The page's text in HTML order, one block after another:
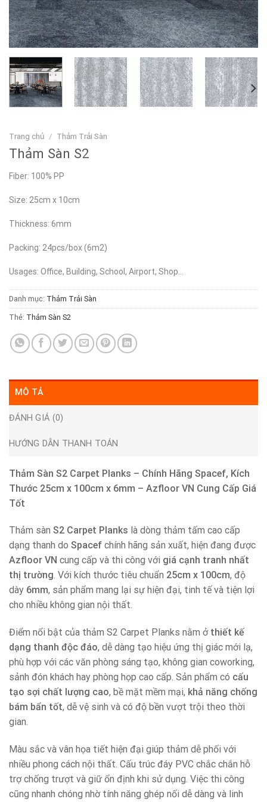
Trang chủ / Thảm Trải Sàn
Thảm Sàn S2
Fiber: 100% PP
Size: 25cm x 10cm
Thickness: 6mm
Packing: 24pcs/box (6m2)
Usages: Office, Building, School, Airport, Shop…
Danh mục: Thảm Trải Sàn
Thẻ: Thảm Sàn S2
MÔ TẢ
ĐÁNH GIÁ (0)
HƯỚNG DẪN THANH TOÁN
Thảm Sàn S2 Carpet Planks – Chính Hãng Spacef, Kích
Thước 25cm x 100cm x 6mm – Azfloor VN Cung Cấp Giá
Tốt
Thảm sàn S2 Carpet Planks là dòng thảm tấm cao cấp
dạng thanh do Spacef chính hãng sản xuất, hiện đang được
Azfloor VN cung cấp và thi công với giá cạnh tranh nhất
thị trường. Với kích thước tiêu chuẩn 25cm x 100cm, độ
dày 6mm, sản phẩm mang lại sự hiện đại, tinh tế và tiện lợi
cho nhiều không gian nội thất.
Điểm nổi bật của thảm S2 Carpet Planks nằm ở thiết kế
dạng thanh độc đáo, dễ dàng tạo hiệu ứng thị giác mới lạ,
phù hợp với các văn phòng sáng tạo, không gian coworking,
sảnh đón khách hay phòng họp cao cấp. Sản phẩm có cấu
tạo sợi chất lượng cao, bề mặt mềm mại, khả năng chống
bám bẩn tốt, dễ vệ sinh và có độ bền vượt trội theo thời
gian.
Màu sắc và vân họa tiết hiện đại giúp thảm dễ phối với
nhiều phong cách nội thất. Cấu trúc đáy PVC chắc chắn hỗ
trợ chống trượt và giữ ổn định khi sử dụng. Việc thi công
cũng nhanh chóng nhờ tính năng ghép nối dễ dàng và linh